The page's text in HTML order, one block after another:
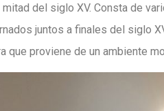
mitad del siglo XV. Consta de
juntos a finales del siglo
que proviene de un ambiente